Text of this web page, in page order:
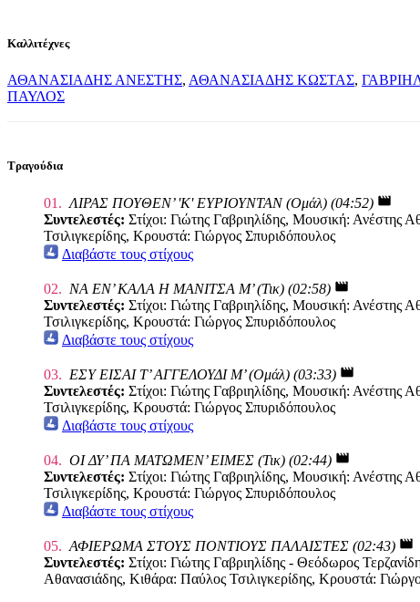
Καλλιτέχνες
ΑΘΑΝΑΣΙΑΔΗΣ ΑΝΕΣΤΗΣ, ΑΘΑΝΑΣΙΑΔΗΣ ΚΩΣΤΑΣ,
ΠΑΥΛΟΣ
Τραγούδια
01. ΛΙΡΑΣ ΠΟΥΘΕΝ’ 'Κ' ΕΥΡΙΟΥΝΤΑΝ (Ομάλ) (04:52) movie
Συντελεστές: Στίχοι: Γιώτης Γαβριηλίδης, Μουσική:
Τσιλιγκερίδης, Κρουστά: Γιώργος Σπυριδόπουλος
Διαβάστε τους στίχους
02. ΝΑ ΕΝ’ ΚΑΛΑ Η ΜΑΝΙΤΣΑ Μ’ (Τικ) (02:58) movie
Συντελεστές: Στίχοι: Γιώτης Γαβριηλίδης, Μουσική:
Τσιλιγκερίδης, Κρουστά: Γιώργος Σπυριδόπουλος
Διαβάστε τους στίχους
03. ΕΣΥ ΕΙΣΑΙ Τ’ ΑΓΓΕΛΟΥΔΙ Μ’ (Ομάλ) (03:33) movie
Συντελεστές: Στίχοι: Γιώτης Γαβριηλίδης, Μουσική:
Τσιλιγκερίδης, Κρουστά: Γιώργος Σπυριδόπουλος
Διαβάστε τους στίχους
04. ΟΙ ΔΥ’ ΠΑ ΜΑΤΩΜΕΝ’ ΕΙΜΕΣ (Τικ) (02:44) movie
Συντελεστές: Στίχοι: Γιώτης Γαβριηλίδης, Μουσική:
Τσιλιγκερίδης, Κρουστά: Γιώργος Σπυριδόπουλος
Διαβάστε τους στίχους
05. ΑΦΙΕΡΩΜΑ ΣΤΟΥΣ ΠΟΝΤΙΟΥΣ ΠΑΛΑΙΣΤΕΣ (02:43) movie
Συντελεστές: Στίχοι: Γιώτης Γαβριηλίδης - Θεόδωρος
Αθανασιάδης, Κιθάρα: Παύλος Τσιλιγκερίδης, Κρουστά: